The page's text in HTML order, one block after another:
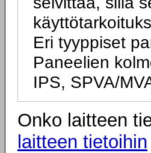
Eri tyyppiset
Paneelien
IPS, SPVA/
Onko laitteen
laitteen tietoihin